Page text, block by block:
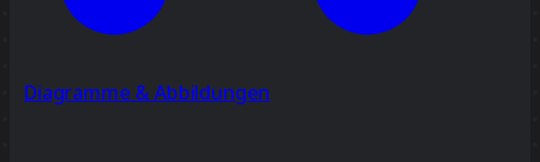
Diagramme & Abbildungen